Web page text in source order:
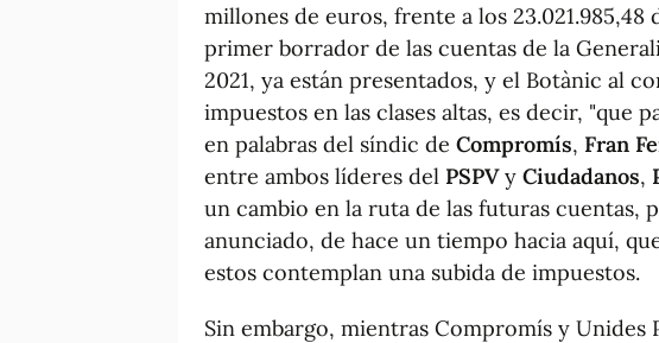
millones de euros, frente a los 23.021.985,48
primer borrador de las cuentas de la
2021, ya están presentados, y el Botànic al
impuestos en las clases altas, es decir, "que
en palabras del síndic de Compromís, Fran
entre ambos líderes del PSPVy Ciudadanos,
un cambio en la ruta de las futuras cuentas,
anunciado, de hace un tiempo hacia aquí,
estos contemplan una subida de impuestos.
Sin embargo, mientras Compromís y Unides